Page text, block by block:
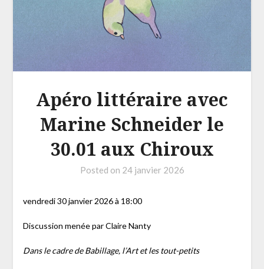
Apéro littéraire avec
Marine Schneider le
30.01 aux Chiroux
Posted on 24 janvier 2026
vendredi 30 janvier 2026 à 18:00
Discussion menée par Claire Nanty
Dans le cadre de Babillage, l’Art et les tout-petits